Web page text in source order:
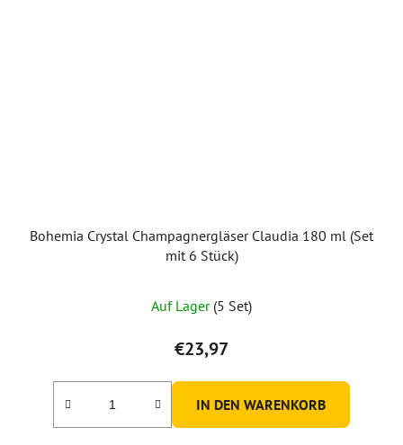
Bohemia Crystal Champagnergläser Claudia 180 ml (Set
mit 6 Stück)
Auf Lager (5 Set)
€23,97
IN DEN WARENKORB